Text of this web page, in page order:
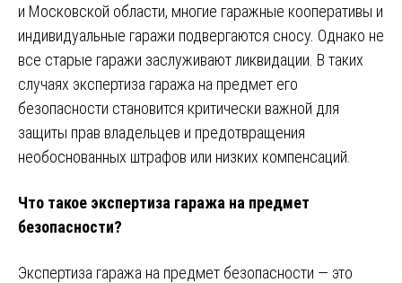
и Московской области, многие гаражные кооперативы и
индивидуальные гаражи подвергаются сносу. Однако не
все старые гаражи заслуживают ликвидации. В таких
случаях экспертиза гаража на предмет его
безопасности становится критически важной для
защиты прав владельцев и предотвращения
необоснованных штрафов или низких компенсаций.
Что такое экспертиза гаража на предмет
безопасности?
Экспертиза гаража на предмет безопасности — это